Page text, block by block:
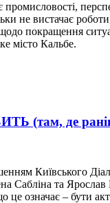
не вистачає
покращення
місто Кальбе.
де раніше
Київського
та Ярослав
означає – бути